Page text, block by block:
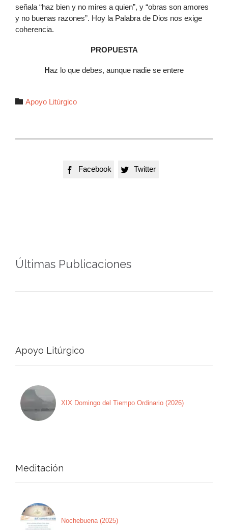
señala “haz bien y no mires a quien”, y “obras son amores
y no buenas razones”. Hoy la Palabra de Dios nos exige
coherencia.
PROPUESTA
Haz lo que debes, aunque nadie se entere
 Autor
Apoyo Litúrgico
 Facebook  Twitter
Últimas Publicaciones
Apoyo Litúrgico
XIX Domingo del Tiempo Ordinario (2026)
Meditación
Nochebuena (2025)